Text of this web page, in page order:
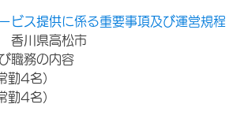
ビス提供に係る重要事項及び運営規程
香川県高松市
職務の内容
4名）
4名）